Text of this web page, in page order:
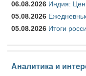
06.08.2026 Индия:
05.08.2026
05.08.2026 Итоги
Аналитика и